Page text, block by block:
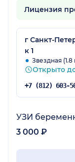
Лицензия
г Санкт-
к 1
Звездная (1.8
Открыто
УЗИ
3 000 ₽